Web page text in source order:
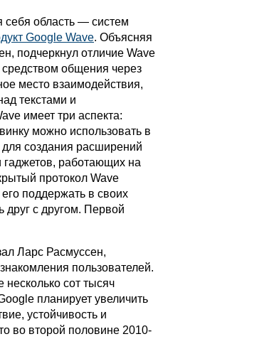
область — систем
Google Wave. Объясняя
подчеркнул отличие Wave
средством общения через
место взаимодействия,
текстами и
имеет три аспекта:
можно использовать в
создания расширений
гаджетов, работающих на
протокол Wave
поддержать в своих
друг с другом. Первой
Ларс Расмуссен,
пользователей.
несколько сот тысяч
планирует увеличить
устойчивость и
во второй половине 2010-